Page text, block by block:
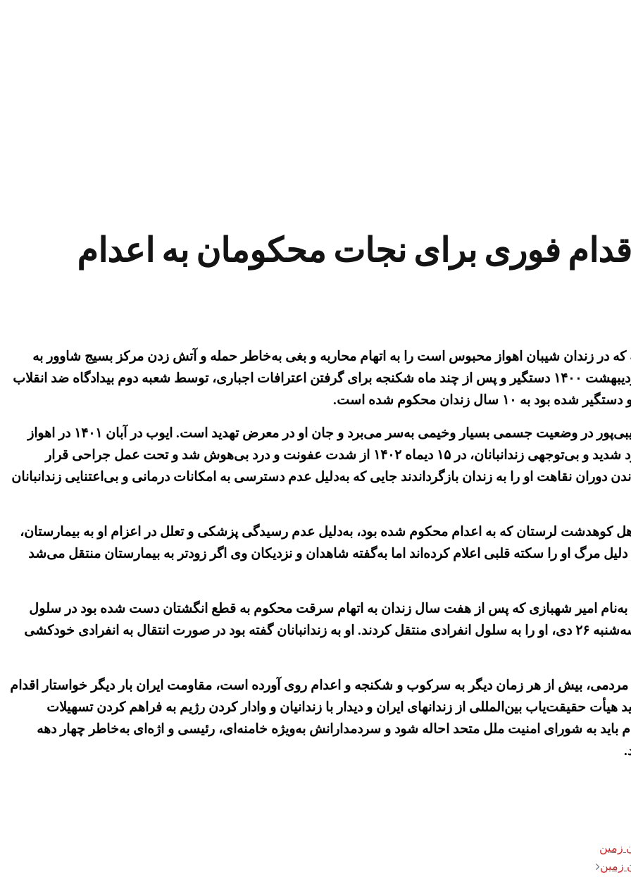
فوری برای نجات محکومان به اعدام
جلادان زندانی سیاسی سید مالک موسوی ۲۳ ساله که در زندان شیبان اهواز محبوس است را به اتهام محاربه و بغی به‌خاطر حمله و آتش زدن مرکز بسیج شاوور به
اعدام محکوم کرد. وی که اهل شهرستان کرخه است در اردیبهشت ۱۴۰۰ دستگیر و پس از چند ماه شکنجه برای گرفتن اعترافات اجباری، توسط شعبه دوم بیدادگاه ضد انقلاب
زندان محکوم شده است.
یکی دیگر از زندانیان سیاسی در همین زندان به‌نام ایوب غیبی‌پور در وضعیت جسمی بسیار وخیمی به‌سر می‌برد و جان او در معرض تهدید است. ایوب در آبان ۱۴۰۱ در اهواز
دستگیر و به ۱۵ سال زندان محکوم شد. او پس از ماهها درد شدید و بی‌توجهی زندانبانان، در ۱۵ دیماه ۱۴۰۲ از شدت عفونت و درد بی‌هوش شد و تحت عمل جراحی قرار
نقاهت او را به زندان بازگرداندند جایی که به‌دلیل عدم دسترسی به امکانات درمانی و بی‌اعتنایی زندانبانان
سعیدی زندانی اهل کوهدشت لرستان که به اعدام محکوم شده بود، به‌دلیل عدم رسیدگی پزشکی و تعلل در اعزام او به بیمارستان،
مرگ او را سکته قلبی اعلام کرده‌اند اما به‌گفته شاهدان و نزدیکان وی اگر زودتر به بیمارستان منتقل می‌شد
دیگر، روز چهارشنبه ۲۷ دی یک زندانی به‌نام امیر شهبازی که پس از هفت سال زندان به اتهام سرقت محکوم به قطع انگشتان دست شده بود در سلول
انفرادی زندان ارومیه خودکشی کرد. دژخیمان زندان روز سه‌شنبه ۲۶ دی، او را به سلول انفرادی منتقل کردند. او به زندانبانان گفته بود در صورت انتقال به انفرادی خودکشی
بیش از هر زمان دیگر به سرکوب و شکنجه و اعدام روی آورده است، مقاومت ایران بار دیگر خواستار اقدام
حقیقت‌یاب بین‌المللی از زندانهای ایران و دیدار با زندانیان و وادار کردن رژیم به فراهم کردن تسهیلات
باید به شورای امنیت ملل متحد احاله شود و سردمدارانش به‌ویژه خامنه‌ای، رئیسی و اژه‌ای به‌خاطر چهار دهه